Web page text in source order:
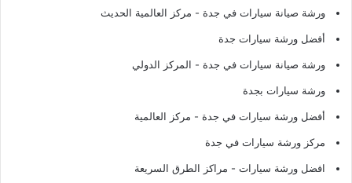
ورشة صيانة سيارات في جدة - مركز العالمية الحديث
أفضل ورشة سيارات جدة
ورشة صيانة سيارات في جدة - المركز الدولي
ورشة سيارات بجدة
أفضل ورشة سيارات في جدة - مركز العالمية
مركز ورشة سيارات في جدة
افضل ورشة سيارات - مراكز الطرق السريعة